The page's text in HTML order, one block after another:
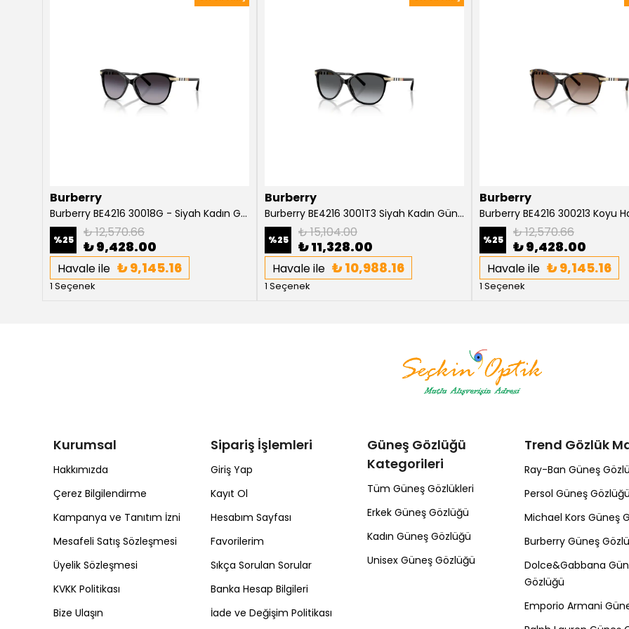
Burberry
Burberry BE4216 30018G - Siyah Kadın Güneş Gözlüğü
%25 ₺ 12,570.66
₺ 9,428.00
Havale ile ₺ 9,145.16
1 Seçenek
Burberry
Burberry BE4216 3001T3 Siyah Kadın Güneş Gözlüğü
%25 ₺ 15,104.00
₺ 11,328.00
Havale ile ₺ 10,988.16
1 Seçenek
Burberry
%25 ₺ 12,570.66
₺ 9,428.00
Havale ile ₺ 9,145.16
1 Seçenek
Kurumsal
Hakkımızda
Çerez Bilgilendirme
Kampanya ve Tanıtım İzni
Mesafeli Satış Sözleşmesi
Üyelik Sözleşmesi
KVKK Politikası
Bize Ulaşın
Sipariş İşlemleri
Giriş Yap
Kayıt Ol
Hesabım Sayfası
Favorilerim
Sıkça Sorulan Sorular
Banka Hesap Bilgileri
İade ve Değişim Politikası
Güneş Gözlüğü
Kategorileri
Tüm Güneş Gözlükleri
Erkek Güneş Gözlüğü
Kadın Güneş Gözlüğü
Unisex Güneş Gözlüğü
Trend Gözlük
Ray-Ban Güneş
Persol Güneş Gözlüğü
Michael Kors Güneş
Burberry Güneş
Dolce&Gabbana
Gözlüğü
Emporio Armani